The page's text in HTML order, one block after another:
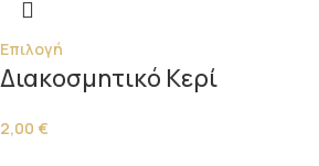
Επιλογή
Διακοσμητικό Κερί
2,00 €